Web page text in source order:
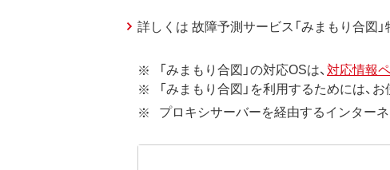
詳しくは 故障予測サービス「みまもり合図
「みまもり合図」の対応OSは、対応情報
「みまもり合図」を利用するためには
プロキシサーバーを経由するインターネ